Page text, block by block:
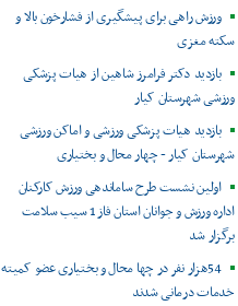
ورزش راهی برای پیشگیری از فشارخون بالا و
سکته مغزی
بازدید دکتر فرامرز شاهین از هیات پزشکی
ورزشی شهرستان کیار
بازدید هیات پزشکی ورزشی و اماکن ورزشی
شهرستان کیار - چهار محال و بختیاری
اولین نشست طرح ساماندهی ورزش کارکنان
اداره ورزش و جوانان استان فاز 1 سیب سلامت
برگزار شد
54هزار نفر در چها محال و بختیاری عضو کمیته
خدمات درمانی شدند